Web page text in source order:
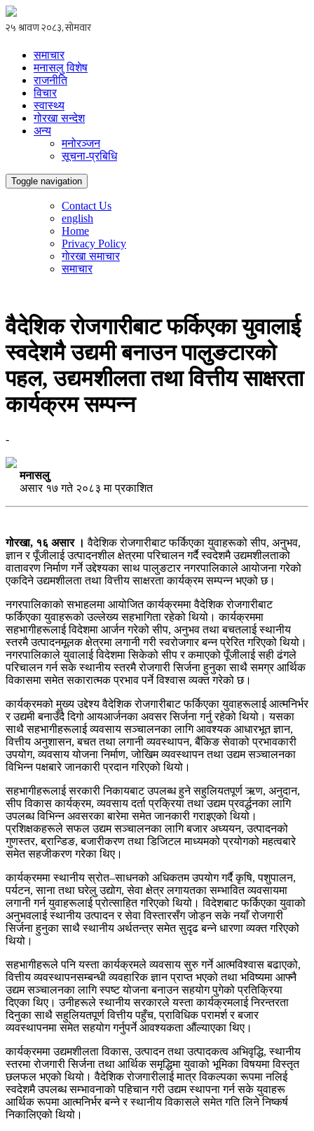
समाचार
मनासलु विशेष
राजनीति
विचार
स्वास्थ्य
गोरखा सन्देश
अन्य
मनोरञ्जन
सूचना-प्रबिधि
Toggle navigation
Contact Us
english
Home
Privacy Policy
गाेरखा समाचार
समाचार
वैदेशिक रोजगारीबाट फर्किएका युवालाई
स्वदेशमै उद्यमी बनाउन पालुङटारको
पहल, उद्यमशीलता तथा वित्तीय साक्षरता
कार्यक्रम सम्पन्न
-
मनासलु
असार १७ गते २०८३ मा प्रकाशित
गोरखा, १६ असार । वैदेशिक रोजगारीबाट फर्किएका युवाहरूको सीप, अनुभव,
ज्ञान र पूँजीलाई उत्पादनशील क्षेत्रमा परिचालन गर्दै स्वदेशमै उद्यमशीलताको
वातावरण निर्माण गर्ने उद्देश्यका साथ पालुङटार नगरपालिकाले आयोजना गरेको
एकदिने उद्यमशीलता तथा वित्तीय साक्षरता कार्यक्रम सम्पन्न भएको छ।
नगरपालिकाको सभाहलमा आयोजित कार्यक्रममा वैदेशिक रोजगारीबाट
फर्किएका युवाहरूको उल्लेख्य सहभागिता रहेको थियो। कार्यक्रममा
सहभागीहरूलाई विदेशमा आर्जन गरेको सीप, अनुभव तथा बचतलाई स्थानीय
स्तरमै उत्पादनमूलक क्षेत्रमा लगानी गरी स्वरोजगार बन्न प्रेरित गरिएको थियो।
नगरपालिकाले युवालाई विदेशमा सिकेको सीप र कमाएको पूँजीलाई सही ढंगले
परिचालन गर्न सके स्थानीय स्तरमै रोजगारी सिर्जना हुनुका साथै समग्र आर्थिक
विकासमा समेत सकारात्मक प्रभाव पर्ने विश्वास व्यक्त गरेको छ।
कार्यक्रमको मुख्य उद्देश्य वैदेशिक रोजगारीबाट फर्किएका युवाहरूलाई आत्मनिर्भर
र उद्यमी बनाउँदै दिगो आयआर्जनका अवसर सिर्जना गर्नु रहेको थियो। यसका
साथै सहभागीहरूलाई व्यवसाय सञ्चालनका लागि आवश्यक आधारभूत ज्ञान,
वित्तीय अनुशासन, बचत तथा लगानी व्यवस्थापन, बैंकिङ सेवाको प्रभावकारी
उपयोग, व्यवसाय योजना निर्माण, जोखिम व्यवस्थापन तथा उद्यम सञ्चालनका
विभिन्न पक्षबारे जानकारी प्रदान गरिएको थियो।
सहभागीहरूलाई सरकारी निकायबाट उपलब्ध हुने सहुलियतपूर्ण ऋण, अनुदान,
सीप विकास कार्यक्रम, व्यवसाय दर्ता प्रक्रिया तथा उद्यम प्रवर्द्धनका लागि
उपलब्ध विभिन्न अवसरका बारेमा समेत जानकारी गराइएको थियो।
प्रशिक्षकहरूले सफल उद्यम सञ्चालनका लागि बजार अध्ययन, उत्पादनको
गुणस्तर, ब्रान्डिङ, बजारीकरण तथा डिजिटल माध्यमको प्रयोगको महत्वबारे
समेत सहजीकरण गरेका थिए।
कार्यक्रममा स्थानीय स्रोत–साधनको अधिकतम उपयोग गर्दै कृषि, पशुपालन,
पर्यटन, साना तथा घरेलु उद्योग, सेवा क्षेत्र लगायतका सम्भावित व्यवसायमा
लगानी गर्न युवाहरूलाई प्रोत्साहित गरिएको थियो। विदेशबाट फर्किएका युवाको
अनुभवलाई स्थानीय उत्पादन र सेवा विस्तारसँग जोड्न सके नयाँ रोजगारी
सिर्जना हुनुका साथै स्थानीय अर्थतन्त्र समेत सुदृढ बन्ने धारणा व्यक्त गरिएको
थियो।
सहभागीहरूले पनि यस्ता कार्यक्रमले व्यवसाय सुरु गर्ने आत्मविश्वास बढाएको,
वित्तीय व्यवस्थापनसम्बन्धी व्यवहारिक ज्ञान प्राप्त भएको तथा भविष्यमा आफ्नै
उद्यम सञ्चालनका लागि स्पष्ट योजना बनाउन सहयोग पुगेको प्रतिक्रिया
दिएका थिए। उनीहरूले स्थानीय सरकारले यस्ता कार्यक्रमलाई निरन्तरता
दिनुका साथै सहुलियतपूर्ण वित्तीय पहुँच, प्राविधिक परामर्श र बजार
व्यवस्थापनमा समेत सहयोग गर्नुपर्ने आवश्यकता औंल्याएका थिए।
कार्यक्रममा उद्यमशीलता विकास, उत्पादन तथा उत्पादकत्व अभिवृद्धि, स्थानीय
स्तरमा रोजगारी सिर्जना तथा आर्थिक समृद्धिमा युवाको भूमिका विषयमा विस्तृत
छलफल भएको थियो। वैदेशिक रोजगारीलाई मात्र विकल्पका रूपमा नलिई
स्वदेशमै उपलब्ध सम्भावनाको पहिचान गरी उद्यम स्थापना गर्न सके युवाहरू
आर्थिक रूपमा आत्मनिर्भर बन्ने र स्थानीय विकासले समेत गति लिने निष्कर्ष
निकालिएको थियो।